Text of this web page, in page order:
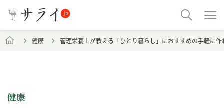
健康 管理栄養士が教える「ひとり暮らし」におすすめの手軽に
健康